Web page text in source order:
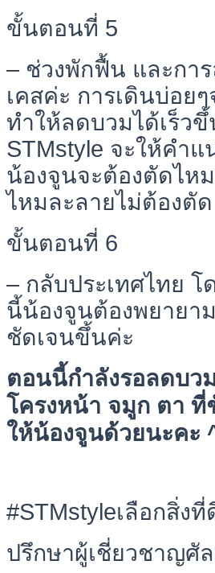
ขั้นตอนที่ 5
– ช่วงพักฟื้น และกา
เคสค่ะ การเดินบ่อย
ทำให้ลดบวมได้เร็ว
STMstyle จะให้คำ
น้องจูนจะต้องตัดไห
ไหมละลายไม่ต้องตัด
ขั้นตอนที่ 6
– กลับประเทศไทย
นี้น้องจูนต้องพยายา
ชัดเจนขึ้นค่ะ
ตอนนี้กำลังรอลดบว
โครงหน้า จมูก ตา ที่
ให้น้องจูนด้วยนะคะ
#STMstyleเลือกสิ่ง
ปรึกษาผู้เชี่ยวชาญศั